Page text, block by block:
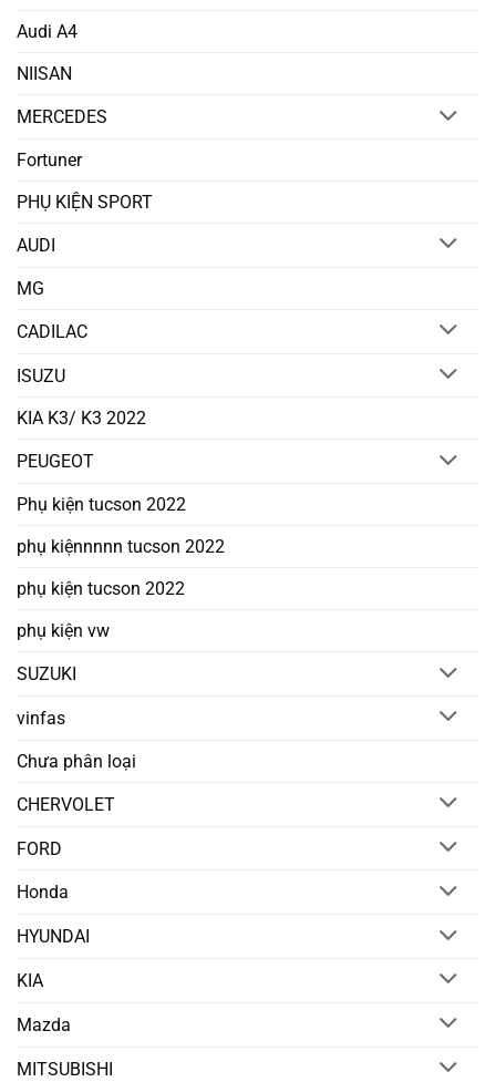
Audi A4
NIISAN
MERCEDES
Fortuner
PHỤ KIỆN SPORT
AUDI
MG
CADILAC
ISUZU
KIA K3/ K3 2022
PEUGEOT
Phụ kiện tucson 2022
phụ kiệnnnnn tucson 2022
phụ kiện tucson 2022
phụ kiện vw
SUZUKI
vinfas
Chưa phân loại
CHERVOLET
FORD
Honda
HYUNDAI
KIA
Mazda
MITSUBISHI